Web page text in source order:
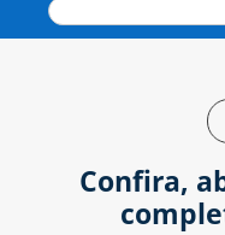
Confira,